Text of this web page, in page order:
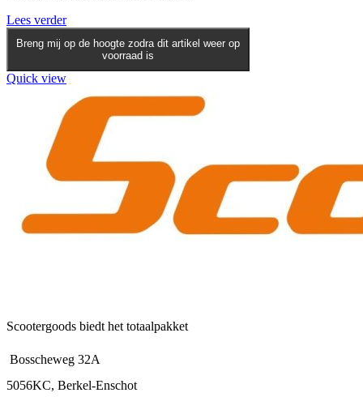
Lees verder
Breng mij op de hoogte zodra dit artikel weer op
voorraad is
Quick view
Scootergoods biedt het totaalpakket
Bosscheweg 32A
5056KC, Berkel-Enschot